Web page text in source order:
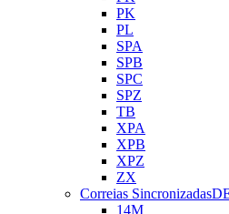
PK
PL
SPA
SPB
SPC
SPZ
TB
XPA
XPB
XPZ
ZX
Correias Sincronizadas
14M